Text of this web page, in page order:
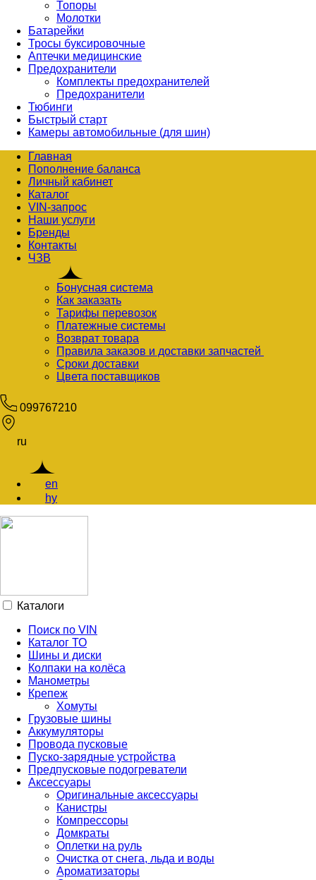
Топоры
Молотки
Батарейки
Тросы буксировочные
Аптечки медицинские
Предохранители
Комплекты предохранителей
Предохранители
Тюбинги
Быстрый старт
Камеры автомобильные (для шин)
Главная
Пополнение баланса
Личный кабинет
Каталог
VIN-запрос
Наши услуги
Бренды
Контакты
ЧЗВ
Бонусная система
Как заказать
Тарифы перевозок
Платежные системы
Возврат товара
Правила заказов и доставки запчастей
Сроки доставки
Цвета поставщиков
099767210
ru
en
hy
Каталоги
Поиск по VIN
Каталог ТО
Шины и диски
Колпаки на колёса
Манометры
Крепеж
Хомуты
Грузовые шины
Аккумуляторы
Провода пусковые
Пуско-зарядные устройства
Предпусковые подогреватели
Аксессуары
Оригинальные аксессуары
Канистры
Компрессоры
Домкраты
Оплетки на руль
Очистка от снега, льда и воды
Ароматизаторы